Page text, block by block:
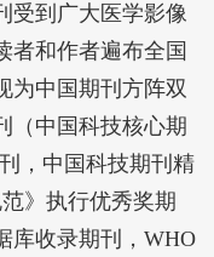
受到广大医学影像
者和作者遍布全国
为中国期刊方阵双
（中国科技核心期
，中国科技期刊精
》执行优秀奖期
库收录期刊，WHO